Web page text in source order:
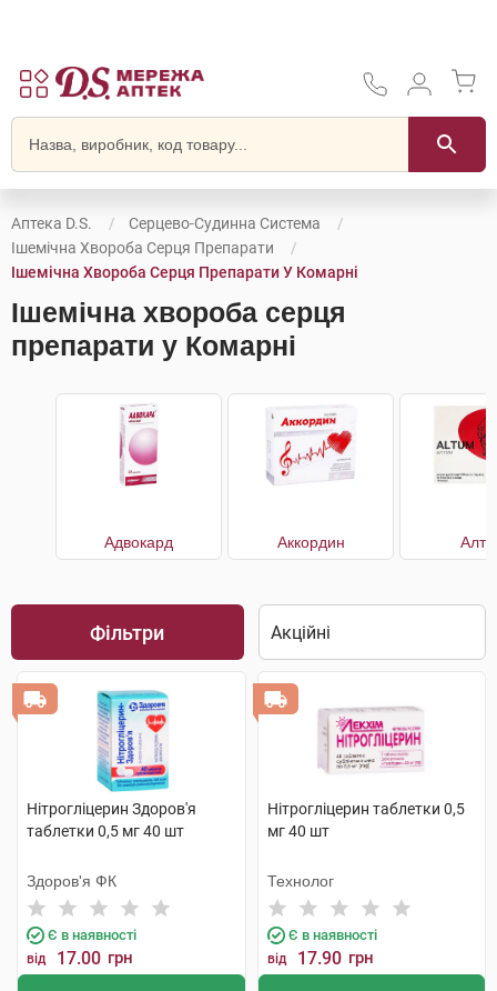
Аптека D.S.
Серцево-Судинна Система
Ішемічна Хвороба Серця Препарати
Ішемічна Хвороба Серця Препарати У Комарні
Ішемічна хвороба серця
препарати у Комарні
Адвокард Аккордин
Фільтри
Нітрогліцерин Здоров'я
таблетки 0,5 мг 40 шт
Здоров'я ФК
Є в наявності
від 17.00 грн
Нітрогліцерин таблетки 0,5
мг 40 шт
Технолог
Є в наявності
від 17.90 грн